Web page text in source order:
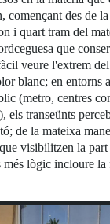
començant des de
i quart tram del
que
veure l'extrem
blanc; en entorns
(metro, centres
els transeünts
de la mateixa
visibilitzen la
més lògic incloure